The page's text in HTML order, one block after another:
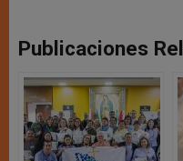
Publicaciones